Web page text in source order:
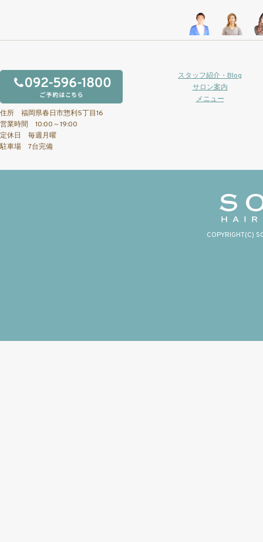
住所 福岡県春日市惣利5丁目16
営業時間 10:00～19:00
定休日 毎週月曜
駐車場 7台完備
スタッフ紹介・Blog
サロン案内
メニュー
COPYRIGHT(C)